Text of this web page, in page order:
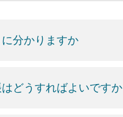
分かりますか
どうすればよいですか